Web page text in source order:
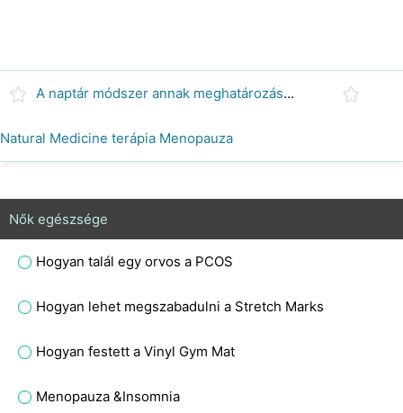
A naptár módszer annak meghatározására, termékeny napok
Natural Medicine terápia Menopauza
Nők egészsége
Hogyan talál egy orvos a PCOS
Hogyan lehet megszabadulni a Stretch Marks
Hogyan festett a Vinyl Gym Mat
Menopauza &Insomnia